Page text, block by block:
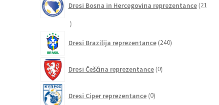
Dresi Bosna in Hercegovina reprezentance 21
21
Dresi Brazilija reprezentance 240izdelkov
Dresi Češčina reprezentance 0izdelkov
Dresi Ciper reprezentance 0izdelkov